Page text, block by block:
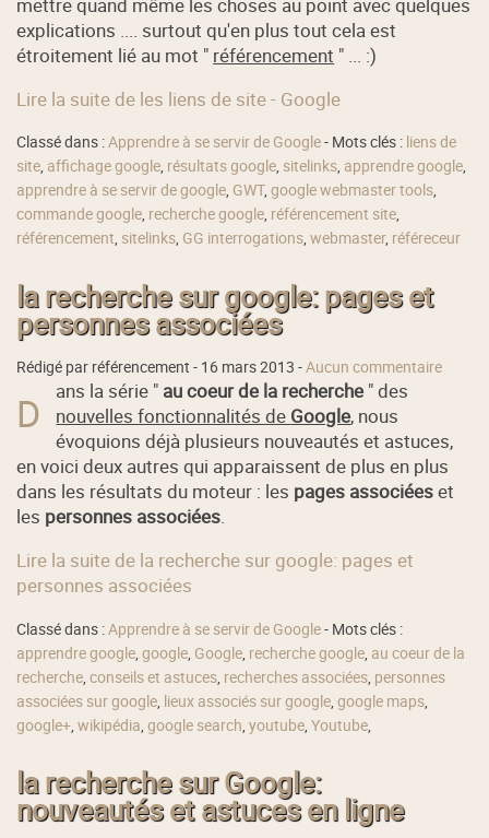
explications .... surtout qu'en plus tout cela est
étroitement lié au mot " référencement " ... :)
Lire la suite de les liens de site - Google
Classé dans :Apprendre à se servir de Google- Mots clés : liens de
site, affichage google, résultats google, sitelinks, apprendre google,
apprendre à se servir de google, GWT,google webmaster tools,
commande google, recherche google, référencement site,
référencement, sitelinks, GG interrogations,webmaster, référeceur
la recherche sur google: pages et
personnes associées
Rédigé par référencement - 16 mars 2013 -Aucun commentaire
D ans la série " au coeur de la recherche " des
nouvelles fonctionnalités de Google, nous
évoquions déjà plusieurs nouveautés et astuces,
en voici deux autres qui apparaissent de plus en plus
dans les résultats du moteur : les pages associéeset
les personnes associées.
Lire la suite de la recherche sur google: pages et
personnes associées
Classé dans :Apprendre à se servir de Google- Mots clés :
apprendre google ,google Google recherche google au coeur de la
recherche ,conseils et astuces recherches associées personnes
associées sur google lieux associés sur google ,google maps
google+ ,wikipédia ,google search ,youtube ,Youtube
la recherche sur Google:
nouveautés et astuces en ligne